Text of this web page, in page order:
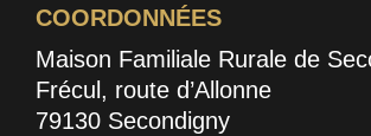
COORDONNÉES
Maison Familiale Rurale de
Frécul, route d’Allonne
79130 Secondigny